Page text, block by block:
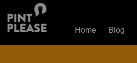
Home Blog